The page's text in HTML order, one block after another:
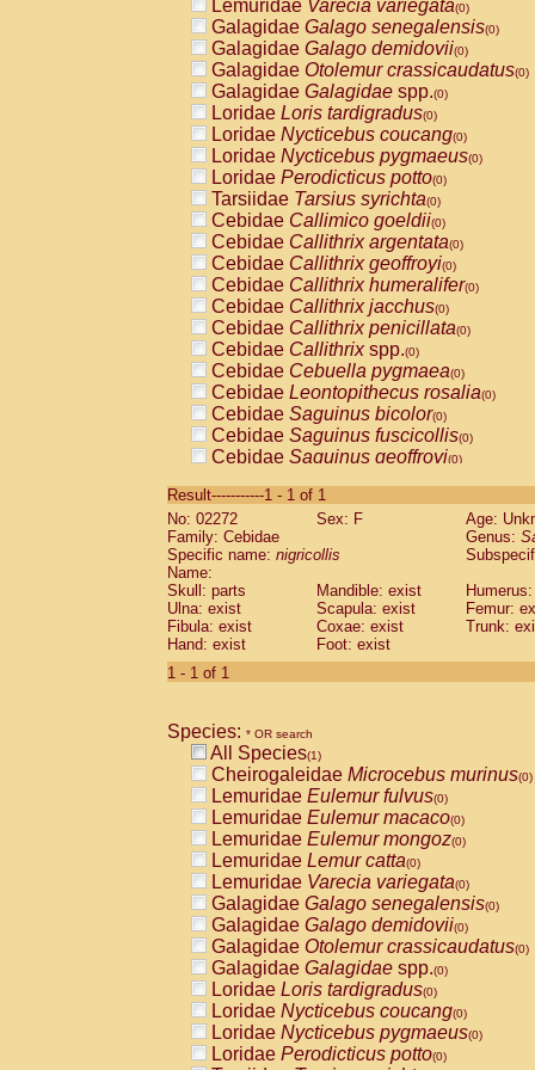
Lemuridae Varecia variegata(0)
Galagidae Galago senegalensis(0)
Galagidae Galago demidovii(0)
Galagidae Otolemur crassicaudatus(0)
Galagidae Galagidae spp.(0)
Loridae Loris tardigradus(0)
Loridae Nycticebus coucang(0)
Loridae Nycticebus pygmaeus(0)
Loridae Perodicticus potto(0)
Tarsiidae Tarsius syrichta(0)
Cebidae Callimico goeldii(0)
Cebidae Callithrix argentata(0)
Cebidae Callithrix geoffroyi(0)
Cebidae Callithrix humeralifer(0)
Cebidae Callithrix jacchus(0)
Cebidae Callithrix penicillata(0)
Cebidae Callithrixspp.(0)
Cebidae Cebuella pygmaea(0)
Cebidae Leontopithecus rosalia(0)
Cebidae Saguinus bicolor(0)
Cebidae Saguinus fuscicollis(0)
Cebidae Saguinus geoffroyi(0)
CebidaeSaguinus labiatus(0)
Cebidae Saguinus leucopus (0)
Cebidae
CebidaeSaguinus mystax
Cebidae Saguinus nigricollis (1)
Cebidae Saguinus oedipus
Cebidae Saguinus weddelli
Cebidae Saguinusspp.
Cebidae
CebidaeCebus capucinus
CebidaeCebus nigrivittatus
CebidaeCebus spp.(0)
CebidaeSaimiri boliviensis(0)
CebidaeSaimiri sciureus(0)
AtelidaeAlouatta caraya(0)
AtelidaeAlouatta fusca(0)
AtelidaeAlouatta seniculus(0)
AtelidaeAlouattaspp.(0)
AtelidaeAteles belzebuth(0)
AtelidaeAteles geoffroyi(0)
AtelidaeAteles paniscus(0)
AtelidaeAtelesspp.(0)
AtelidaeLagothrix lagothricha(0)
AtelidaeLagothrix lagothricha cana
PitheciidaeCacajao calvus
Result-----------1 - 1 of 1
No: 02272
Sex: F
Age:
Family: Cebidae
Genus:
Specific name: nigricollis
Name:
Skull: parts
Mandible: exist
Ulna: exist
Scapula: exist
Femur:
Fibula: exist
Coxae: exist
Trunk:
Hand: exist
Foot: exist
1 - 1 of 1
Species: * OR search
All Species(1)
Cheirogaleidae Microcebus murinus(0)
Lemuridae Eulemur fulvus(0)
Lemuridae Eulemur macaco(0)
Lemuridae Eulemur mongoz(0)
Lemuridae Lemur catta(0)
Lemuridae Varecia variegata(0)
Galagidae Galago senegalensis(0)
Galagidae Galago demidovii(0)
Galagidae Otolemur crassicaudatus(0)
Galagidae Galagidae spp.(0)
Loridae Loris tardigradus(0)
Loridae Nycticebus coucang(0)
Loridae Nycticebus pygmaeus(0)
Loridae Perodicticus potto(0)